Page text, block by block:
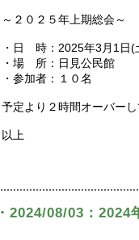
～２０２５年上期総会～
・日 時：2025年3月1日(
・場 所：日見公民館
・参加者：１０名
予定より２時間オーバーし
以上
・2024/08/03：2024